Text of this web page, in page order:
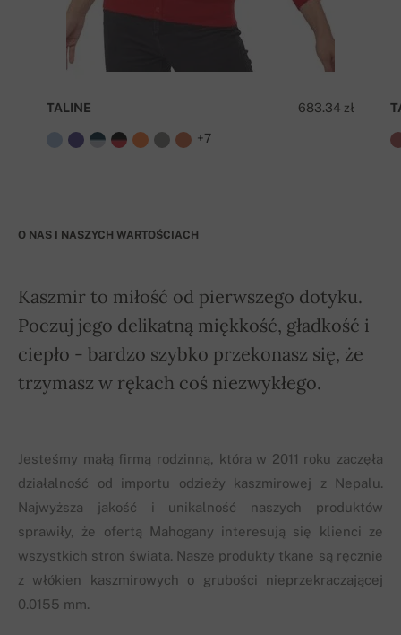
683.34 zł
TALINE
+7
O NAS I NASZYCH WARTOŚCIACH
Kaszmir to miłość od pierwszego dotyku.
Poczuj jego delikatną miękkość, gładkość i
ciepło - bardzo szybko przekonasz się, że
trzymasz w rękach coś niezwykłego.
Jesteśmy małą firmą rodzinną, która w 2011 roku zaczęła
działalność od importu odzieży kaszmirowej z Nepalu.
Najwyższa jakość i unikalność naszych produktów
sprawiły, że ofertą Mahogany interesują się klienci ze
wszystkich stron świata. Nasze produkty tkane są ręcznie
z włókien kaszmirowych o grubości nieprzekraczającej
0.0155 mm.